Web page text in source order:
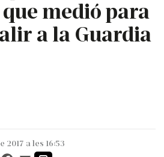
medió para
a la Guardia
2017 a les 16:53